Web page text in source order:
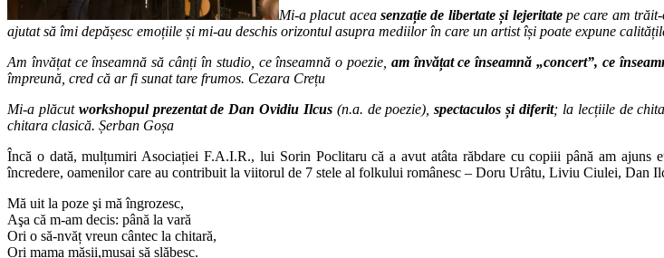
Mi-a placut aceasenzație de libertateși lejeritatepe care am trăit-
ajutat să îmi depășesc emoțiile și mi-au deschis orizontul asupra mediilorîn care un artistîși poate expune calităț
Am învățat ce înseamnă să cânți în studio, ce înseamnă o poezie, am învățatce înseamnă „concert”, ce
împreună, cred că ar fi sunat tare frumos. Cezara Crețu
Mi-a plăcut workshopulprezentat de Dan Ovidiu Ilcus (n.a. de poezie) ,spectaculos și diferit; la lecțiile de
chitara clasică. Șerban Goșa
Încă o dată, mulțumiri Asociației F.A.I.R., lui Sorin Poclitaru că a avut atâta răbdare cu copiii până am
încredere, oamenilor care au contribuit la viitorul de 7 stele al folkului românesc – Doru Urâtu, Liviu Ciulei, Dan
Mă uit la poze şi mă îngrozesc,
Aşa că m-am decis: până la vară
Ori o să-nvăț vreun cântec la chitară,
Ori mama măsii,musai să slăbesc.